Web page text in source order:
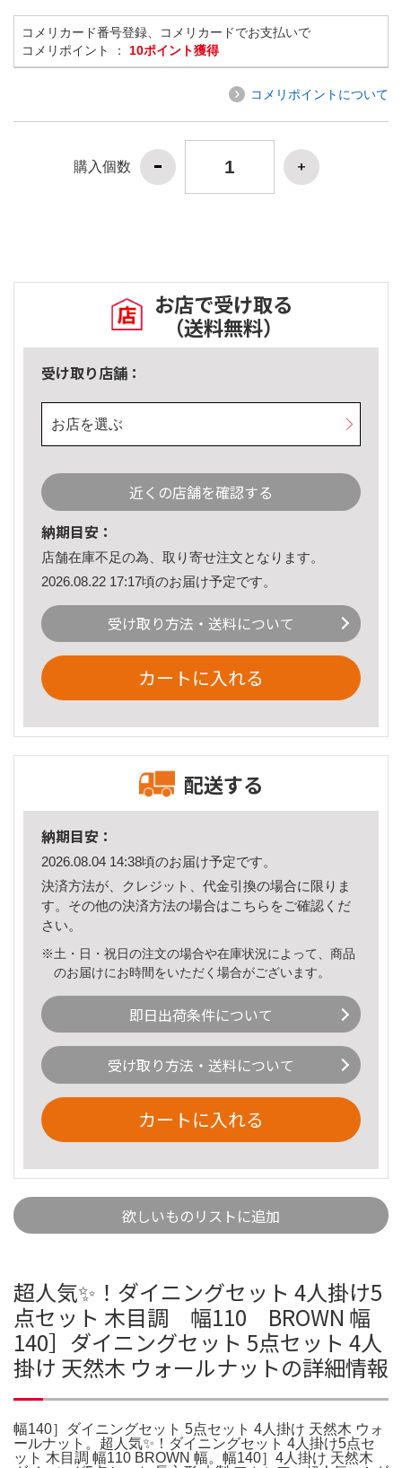
コメリカード番号登録、コメリカードでお支払いで
コメリポイント ： 10ポイント獲得
コメリポイントについて
購入個数
お店で受け取る
（送料無料）
受け取り店舗：
お店を選ぶ
近くの店舗を確認する
納期目安：
店舗在庫不足の為、取り寄せ注文となります。
2026.08.22 17:17頃のお届け予定です。
受け取り方法・送料について
カートに入れる
配送する
納期目安：
2026.08.04 14:38頃のお届け予定です。
決済方法が、クレジット、代金引換の場合に限りま
す。その他の決済方法の場合はこちら をご確認くだ
さい。
※土・日・祝日の注文の場合や在庫状況によって、商品
のお届けにお時間をいただく場合がございます。
即日出荷条件について
受け取り方法・送料について
カートに入れる
欲しいものリストに追加
超人気✨！ダイニングセット 4人掛け5
点セット 木目調 幅110 BROWN 幅
140］ダイニングセット 5点セット 4人
掛け 天然木 ウォールナットの詳細情報
幅140］ダイニングセット 5点セット 4人掛け 天然木 ウォ
ールナット。超人気✨！ダイニングセット 4人掛け5点セ
ット 木目調 幅110 BROWN 幅。幅140］4人掛け 天然木